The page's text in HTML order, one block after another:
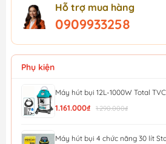
Hỗ trợ mua hàng
0909933258
Phụ kiện
Máy hút bụi 12L-1000W Total
1.161.000₫ 1.290.000₫
Máy hút bụi 4 chức năng 30 lít